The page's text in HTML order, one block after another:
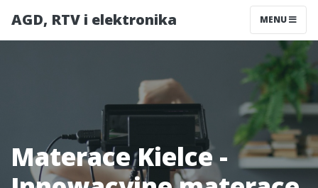
AGD, RTV i elektronika MENU
Materace Kielce -